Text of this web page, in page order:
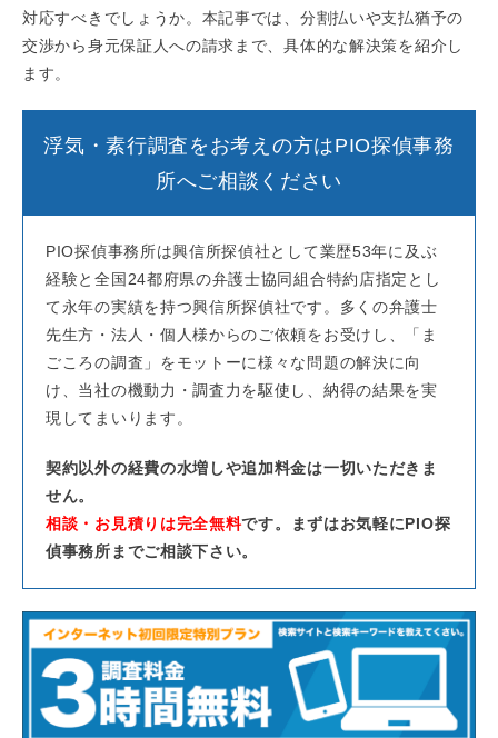
対応すべきでしょうか。本記事では、分割払いや支払猶予の
交渉から身元保証人への請求まで、具体的な解決策を紹介し
ます。
浮気・素行調査をお考えの方はPIO探偵事務
所へご相談ください
PIO探偵事務所は興信所探偵社として業歴53年に及ぶ
経験と全国24都府県の弁護士協同組合特約店指定とし
て永年の実績を持つ興信所探偵社です。多くの弁護士
先生方・法人・個人様からのご依頼をお受けし、「ま
ごころの調査」をモットーに様々な問題の解決に向
け、当社の機動力・調査力を駆使し、納得の結果を実
現してまいります。
契約以外の経費の水増しや追加料金は一切いただきま
せん。
相談・お見積りは完全無料です。まずはお気軽にPIO探
偵事務所までご相談下さい。